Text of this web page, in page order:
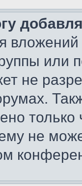
или
не
не